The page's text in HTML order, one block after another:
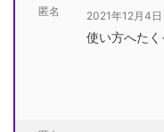
匿名 2021年12月4
使い方へたく